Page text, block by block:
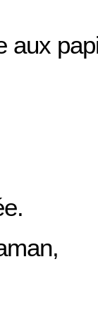
aux